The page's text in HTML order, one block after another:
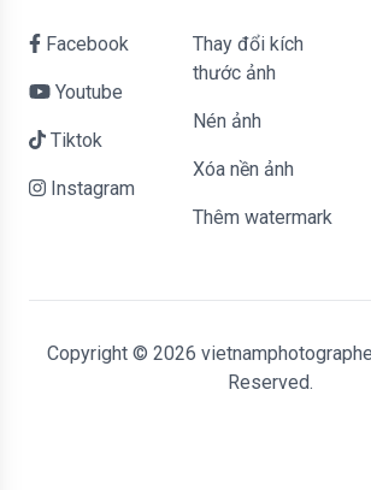
Facebook
Youtube
Tiktok
Instagram
Thay đổi kích
thước ảnh
Nén ảnh
Xóa nền ảnh
Thêm watermark
Copyright © 2026
Reserved.